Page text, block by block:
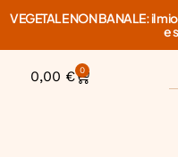
VEGETALE NON BANALE: il
e
0,00 € 0